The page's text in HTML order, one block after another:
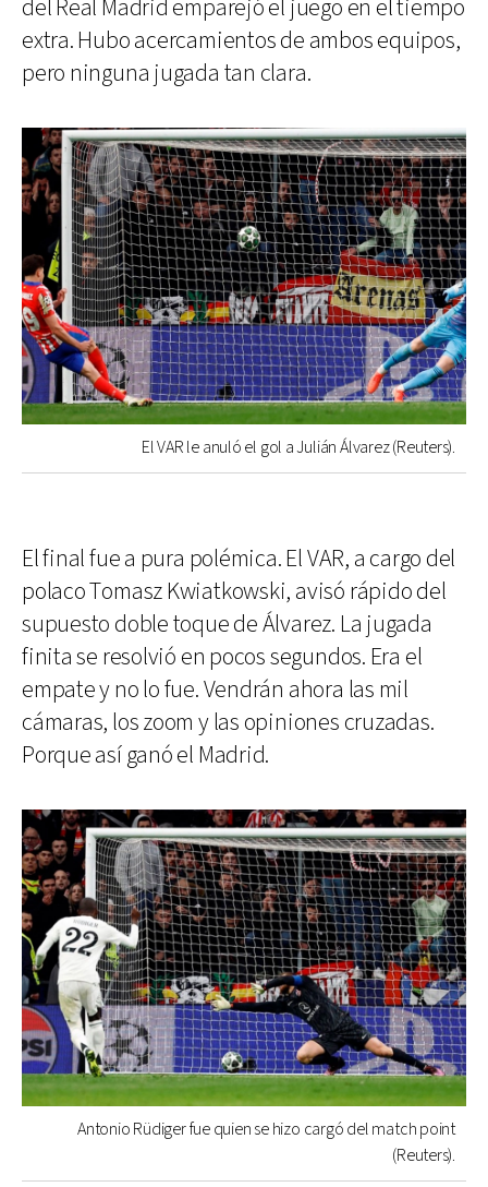
del Real Madrid emparejó el juego en el tiempo
extra. Hubo acercamientos de ambos equipos,
pero ninguna jugada tan clara.
El VAR le anuló el gol a Julián Álvarez (Reuters).
El final fue a pura polémica. El VAR, a cargo del
polaco Tomasz Kwiatkowski, avisó rápido del
supuesto doble toque de Álvarez. La jugada
finita se resolvió en pocos segundos. Era el
empate y no lo fue. Vendrán ahora las mil
cámaras, los zoom y las opiniones cruzadas.
Porque así ganó el Madrid.
Antonio Rüdiger fue quien se hizo cargó del match point
(Reuters).